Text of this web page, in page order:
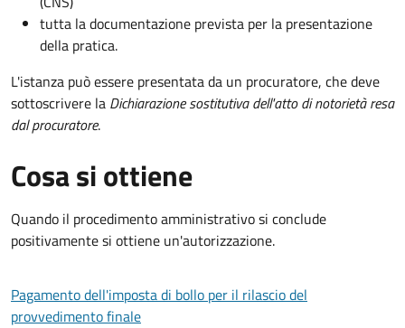
tutta la documentazione prevista per la presentazione
della pratica.
L'istanza può essere presentata da un procuratore, che deve
sottoscrivere la Dichiarazione sostitutiva dell'atto di notorietà resa
dal procuratore.
Cosa si ottiene
Quando il procedimento amministrativo si conclude
positivamente si ottiene un'autorizzazione.
Pagamento dell'imposta di bollo per il rilascio del
provvedimento finale